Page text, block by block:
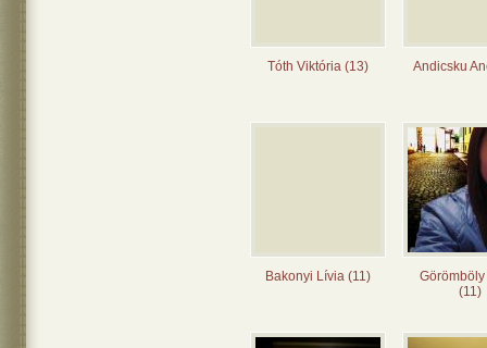
Tóth Viktória (13) Andicsku
Bakonyi Lívia (11)
(11)